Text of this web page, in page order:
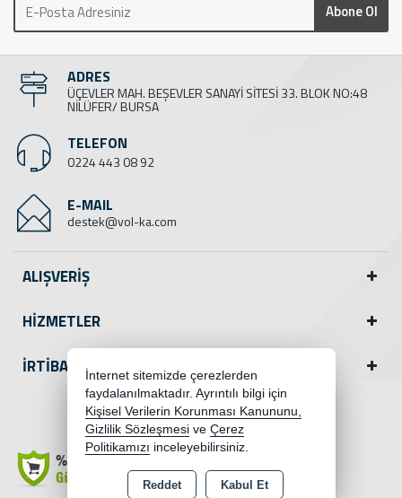
Abone Ol
ADRES
ÜÇEVLER MAH. BEŞEVLER SANAYİ SİTESİ 33. BLOK NO:48
NİLÜFER/ BURSA
TELEFON
0224 443 08 92
E-MAIL
destek@vol-ka.com
ALIŞVERİŞ
HİZMETLER
İRTİBAT
Instagram
İnternet sitemizde çerezlerden
faydalanılmaktadır. Ayrıntılı bilgi için
Kişisel Verilerin Korunması Kanununu,
Gizlilik Sözleşmesi ve Çerez
Politikamızı inceleyebilirsiniz.
Reddet Kabul Et